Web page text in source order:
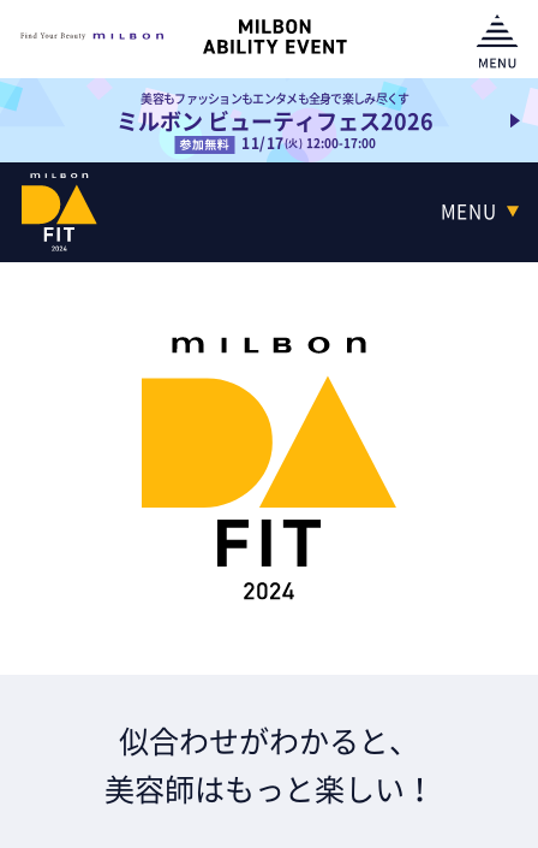
美容もファッションもエンタメも全身で楽しみ尽くす
ミルボン ビューティフェス2026
11/17(火) 12:00-17:00
MENU
似合わせがわかると、
美容師はもっと楽しい！